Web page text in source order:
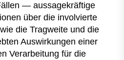
— aussagekräftige
über die involvierte
die Tragweite und die
Auswirkungen einer
Verarbeitung für die